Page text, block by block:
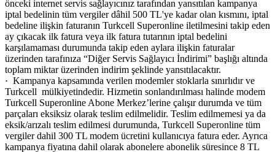
önceki internet servis sağlayıcınız tarafından yansıtılan kampanya
iptal bedelinin tüm vergiler dâhil 500 TL'ye kadar olan kısmını, iptal
bedeline ilişkin faturanın Turkcell Superonline iletilmesini takip eden
ay çıkacak ilk fatura veya ilk fatura tutarının iptal bedelini
karşılamaması durumunda takip eden aylara ilişkin faturalar
üzerinden tarafınıza “Diğer Servis Sağlayıcı İndirimi” başlığı altında
toplam miktar üzerinden indirim şeklinde yansıtılacaktır.
· Kampanya kapsamında verilen modemler stoklarla sınırlıdır ve
Turkcell mülkiyetindedir. Hizmetin sonlandırılması halinde modem
Turkcell Superonline Abone Merkez’lerine çalışır durumda ve tüm
parçaları eksiksiz olarak teslim edilmelidir. Teslim edilmemesi ya da
eksik/arızalı teslim edilmesi durumunda, Turkcell Superonline tüm
vergiler dahil 300 TL modem ücretini kullanıcıya fatura eder. Ayrıca
kampanya fiyatına dahil olarak abonelere abonelik süresince 8 TL